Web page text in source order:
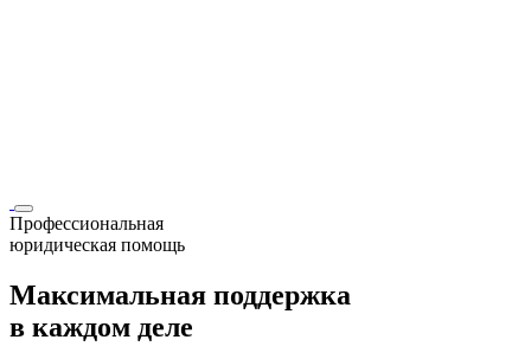
Профессиональная
юридическая помощь
Максимальная поддержка
в каждом деле